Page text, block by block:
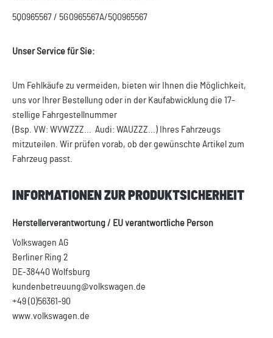
5Q0965567 / 5G0965567A/5Q0965567
Unser Service für Sie:
Um Fehlkäufe zu vermeiden, bieten wir Ihnen die Möglichkeit,
uns vor Ihrer Bestellung oder in der Kaufabwicklung die 17-
stellige Fahrgestellnummer
(Bsp. VW: WVWZZZ... Audi: WAUZZZ...) Ihres Fahrzeugs
mitzuteilen. Wir prüfen vorab, ob der gewünschte Artikel zum
Fahrzeug passt.
INFORMATIONEN ZUR PRODUKTSICHERHEIT
Herstellerverantwortung / EU verantwortliche Person
Volkswagen AG
Berliner Ring 2
DE-38440 Wolfsburg
kundenbetreuung@volkswagen.de
+49 (0)56361-90
www.volkswagen.de